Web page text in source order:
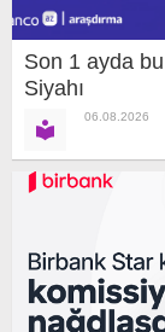
Son 1 ayda
Siyahı
06.08.2026